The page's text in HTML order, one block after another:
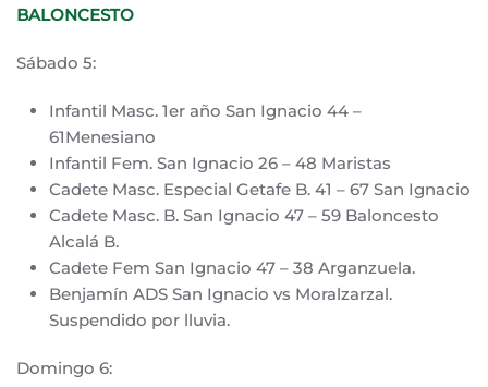
BALONCESTO
Sábado 5:
Infantil Masc. 1er año San Ignacio 44 –
61Menesiano
Infantil Fem. San Ignacio 26 – 48 Maristas
Cadete Masc. Especial Getafe B. 41 – 67 San Ignacio
Cadete Masc. B. San Ignacio 47 – 59 Baloncesto
Alcalá B.
Cadete Fem San Ignacio 47 – 38 Arganzuela.
Benjamín ADS San Ignacio vs Moralzarzal.
Suspendido por lluvia.
Domingo 6: